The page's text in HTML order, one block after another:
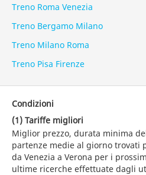
Treno Roma Venezia
Treno Bergamo Milano
Treno Milano Roma
Treno Pisa Firenze
Condizioni
(1) Tariffe migliori
Miglior prezzo, durata minima
partenze medie al giorno trovati
da Venezia a Verona per i
ultime ricerche effettuate dagli